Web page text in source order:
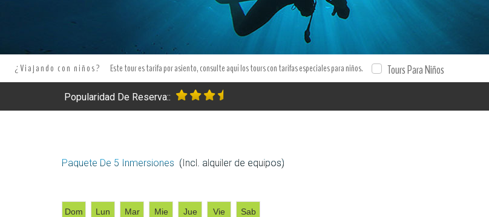
¿Viajando con niños? Este tour es tarifa por asiento, consulte aquí los tours con tarifas especiales para niños. Tours Para Niños
Popularidad De Reserva::
Paquete De 5 Inmersiones (Incl. alquiler de equipos)
Dom Lun Mar Mie Jue Vie Sab